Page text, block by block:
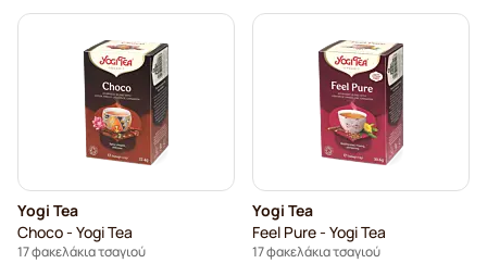
Yogi Tea
Choco - Yogi Tea
17 φακελάκια τσαγιού
Yogi Tea
Feel Pure - Yogi Tea
17 φακελάκια τσαγιού